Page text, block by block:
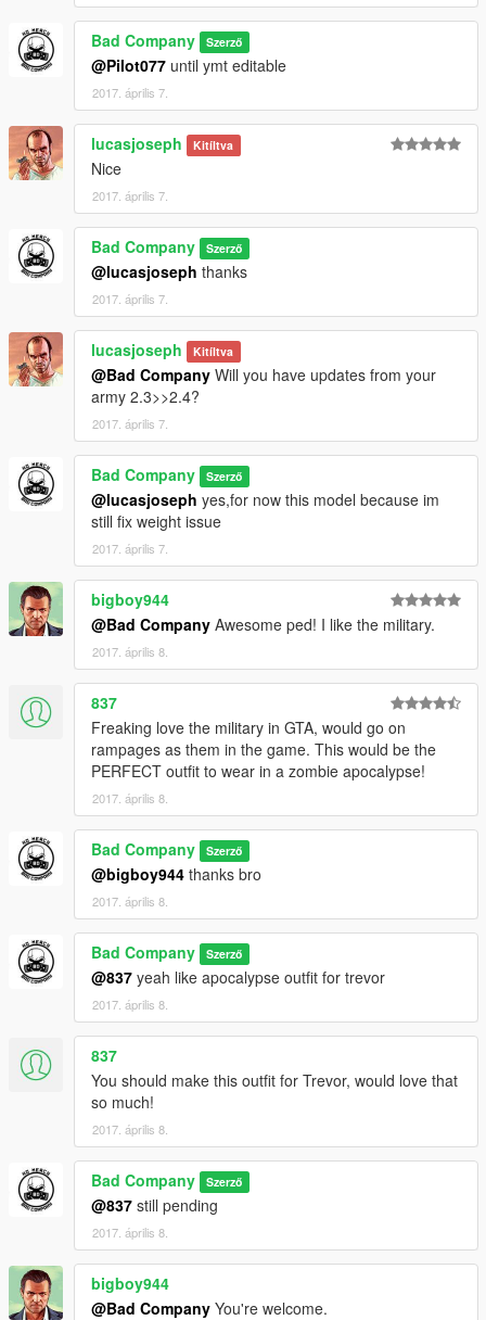
Bad Company Szerző
@Pilot077 until ymt editable
2017. április 7.
lucasjoseph Kitíltva
Nice
2017. április 7.
Bad Company Szerző
@lucasjoseph thanks
2017. április 7.
lucasjoseph Kitíltva
@Bad Company Will you have updates from your
army 2.3>>2.4?
2017. április 7.
Bad Company Szerző
@lucasjoseph yes,for now this model because im
still fix weight issue
2017. április 7.
bigboy944
@Bad Company Awesome ped! I like the military.
2017. április 8.
837
Freaking love the military in GTA, would go on
rampages as them in the game. This would be the
PERFECT outfit to wear in a zombie apocalypse!
2017. április 8.
Bad Company Szerző
@bigboy944 thanks bro
2017. április 8.
Bad Company Szerző
@837 yeah like apocalypse outfit for trevor
2017. április 8.
837
You should make this outfit for Trevor, would love that
so much!
2017. április 8.
Bad Company Szerző
@837 still pending
2017. április 8.
bigboy944
@Bad Company You're welcome.